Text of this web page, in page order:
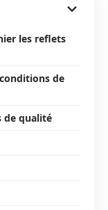
les reflets
de
de qualité